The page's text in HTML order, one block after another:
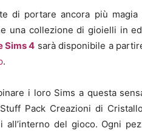
di portare ancora più
una collezione di gioielli in
Sims 4 sarà disponibile a
.
i loro Sims a questa
Pack Creazioni di
del gioco. Ogni